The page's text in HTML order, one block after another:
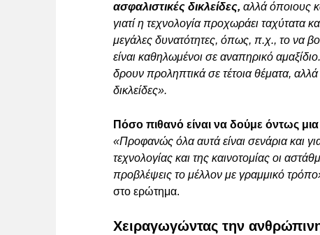
ασφαλιστικές δικλείδες, αλλά όποιους
γιατί η τεχνολογία προχωράει ταχύτατα
μεγάλες δυνατότητες, όπως, π.χ., το να
είναι καθηλωμένοι σε αναπηρικό
δρουν προληπτικά σε τέτοια θέματα,
δικλείδες».
Πόσο πιθανό είναι να δούμε όντως
«Προφανώς όλα αυτά είναι σενάρια και
τεχνολογίας και της καινοτομίας οι
προβλέψεις το μέλλον με γραμμικό
στο ερώτημα.
Χειραγωγώντας την